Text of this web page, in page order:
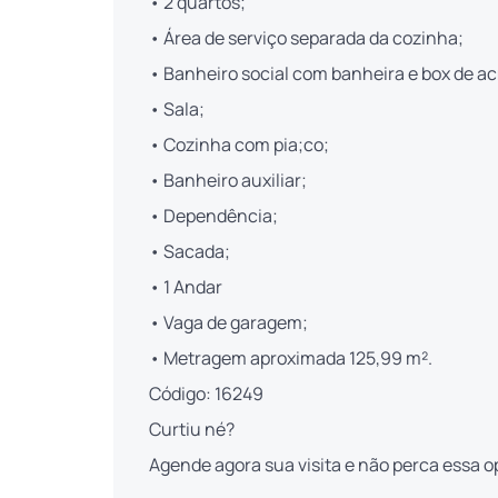
• Área de serviço separada da cozinha;
• Banheiro social com banheira e box de
• Sala;
• Cozinha com pia;co;
• Banheiro auxiliar;
• Dependência;
• Sacada;
• 1 Andar
• Vaga de garagem;
• Metragem aproximada 125,99 m².
Código: 16249
Curtiu né?
Agende agora sua visita e não perca essa